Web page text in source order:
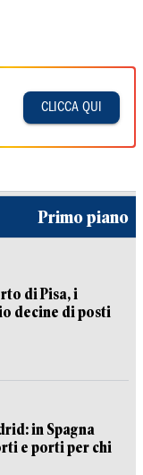
CLICCA QUI
Primo piano
di Pisa, i
decine di posti
in Spagna
e porti per chi